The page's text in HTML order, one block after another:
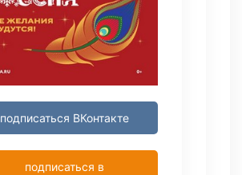
подписаться ВКонтакте
подписаться в